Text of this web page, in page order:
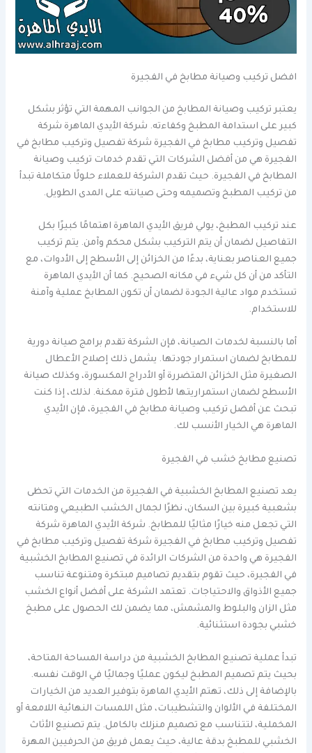
افضل تركيب وصيانة مطابخ في الفجيرة
يعتبر تركيب وصيانة المطابخ من الجوانب المهمة التي تؤثر بشكل
كبير على استدامة المطبخ وكفاءته. شركة الأيدي الماهرة شركة
تفصيل وتركيب مطابخ في الفجيرة شركة تفصيل وتركيب مطابخ في
الفجيرة هي من أفضل الشركات التي تقدم خدمات تركيب وصيانة
المطابخ في الفجيرة. حيث تقدم الشركة للعملاء حلولًا متكاملة تبدأ
من تركيب المطبخ وتصميمه وحتى صيانته على المدى الطويل.
عند تركيب المطبخ، يولي فريق الأيدي الماهرة اهتمامًا كبيرًا بكل
التفاصيل لضمان أن يتم التركيب بشكل محكم وآمن. يتم تركيب
جميع العناصر بعناية، بدءًا من الخزائن إلى الأسطح إلى الأدوات، مع
التأكد من أن كل شيء في مكانه الصحيح. كما أن الأيدي الماهرة
تستخدم مواد عالية الجودة لضمان أن تكون المطابخ عملية وآمنة
للاستخدام.
أما بالنسبة لخدمات الصيانة، فإن الشركة تقدم برامج صيانة دورية
للمطابخ لضمان استمرار جودتها. يشمل ذلك إصلاح الأعطال
الصغيرة مثل الخزائن المتضررة أو الأدراج المكسورة، وكذلك صيانة
الأسطح لضمان استمراريتها لأطول فترة ممكنة. لذلك، إذا كنت
تبحث عن أفضل تركيب وصيانة مطابخ في الفجيرة، فإن الأيدي
الماهرة هي الخيار الأنسب لك.
تصنيع مطابخ خشب في الفجيرة
يعد تصنيع المطابخ الخشبية في الفجيرة من الخدمات التي تحظى
بشعبية كبيرة بين السكان، نظرًا لجمال الخشب الطبيعي ومتانته
التي تجعل منه خيارًا مثاليًا للمطابخ. شركة الأيدي الماهرة شركة
تفصيل وتركيب مطابخ في الفجيرة شركة تفصيل وتركيب مطابخ في
الفجيرة هي واحدة من الشركات الرائدة في تصنيع المطابخ الخشبية
في الفجيرة، حيث تقوم بتقديم تصاميم مبتكرة ومتنوعة تناسب
جميع الأذواق والاحتياجات. تعتمد الشركة على أفضل أنواع الخشب
مثل الزان والبلوط والمشمش، مما يضمن لك الحصول على مطبخ
خشبي بجودة استثنائية.
تبدأ عملية تصنيع المطابخ الخشبية من دراسة المساحة المتاحة،
بحيث يتم تصميم المطبخ ليكون عمليًا وجماليًا في الوقت نفسه.
بالإضافة إلى ذلك، تهتم الأيدي الماهرة بتوفير العديد من الخيارات
المختلفة في الألوان والتشطيبات، مثل اللمسات النهائية اللامعة أو
المخملية، لتتناسب مع تصميم منزلك بالكامل. يتم تصنيع الأثاث
الخشبي للمطبخ بدقة عالية، حيث يعمل فريق من الحرفيين المهرة